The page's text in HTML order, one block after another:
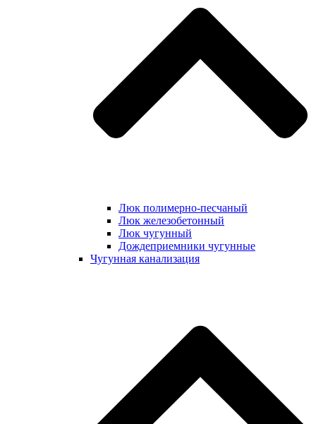
Люк полимерно-песчаный
Люк железобетонный
Люк чугунный
Дождеприемники чугунные
Чугунная канализация